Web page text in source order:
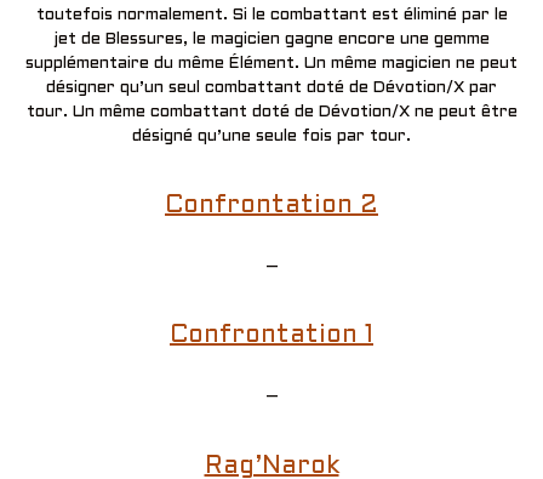
toutefois normalement. Si le combattant est éliminé par le
jet de Blessures, le magicien gagne encore une gemme
supplémentaire du même Élément. Un même magicien ne peut
désigner qu’un seul combattant doté de Dévotion/X par
tour. Un même combattant doté de Dévotion/X ne peut être
désigné qu’une seule fois par tour.
Confrontation 2
–
Confrontation 1
–
Rag’Narok